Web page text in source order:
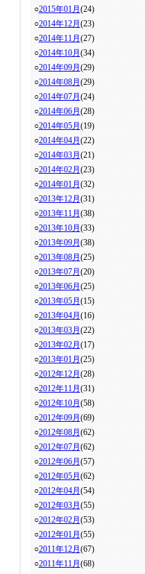
○2015年01月 (24)
○2014年12月 (23)
○2014年11月 (27)
○2014年10月 (34)
○2014年09月 (29)
○2014年08月 (29)
○2014年07月 (24)
○2014年06月 (28)
○2014年05月 (19)
○2014年04月 (22)
○2014年03月 (21)
○2014年02月 (23)
○2014年01月 (32)
○2013年12月 (31)
○2013年11月 (38)
○2013年10月 (33)
○2013年09月 (38)
○2013年08月 (25)
○2013年07月 (20)
○2013年06月 (25)
○2013年05月 (15)
○2013年04月 (16)
○2013年03月 (22)
○2013年02月 (17)
○2013年01月 (25)
○2012年12月 (28)
○2012年11月 (31)
○2012年10月 (58)
○2012年09月 (69)
○2012年08月 (62)
○2012年07月 (62)
○2012年06月 (57)
○2012年05月 (62)
○2012年04月 (54)
○2012年03月 (55)
○2012年02月 (53)
○2012年01月 (55)
○2011年12月 (67)
○2011年11月 (68)